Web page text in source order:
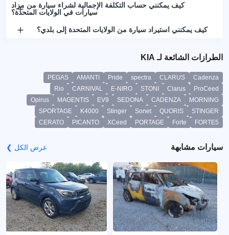
كيف يمكنني حساب التكلفة الإجمالية لشراء سيارة من مزاد
سيارات في الولايات المتحدة؟
كيف يمكنني استيراد سيارة من الولايات المتحدة إلى بلدي؟
الطرازات الشائعة لـ KIA
Cadenza
CLARUS
spectra
Pride
AMANTI
PEGAS
ProCeed
Clarus
STONI
E-NIRO
CARNIVAL
Rio
MORNING
CADENZA
SEDONA
EV9
MAGENTIS
Opirus
STINGER
QUORIS
Sonet
Stinger
K4000
SPORTAGE
FORTE5
Forte
PORTAGE
XCeed
PICANTO
CERATO
سيارات مشابهة عرض الكل ❯